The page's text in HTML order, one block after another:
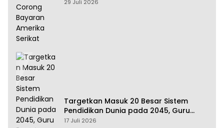
29 Juli 2026
Targetkan Masuk 20 Besar Sistem
Pendidikan Dunia pada 2045, Guru
Dapat Tunjangan hingga 100 Persen
17 Juli 2026